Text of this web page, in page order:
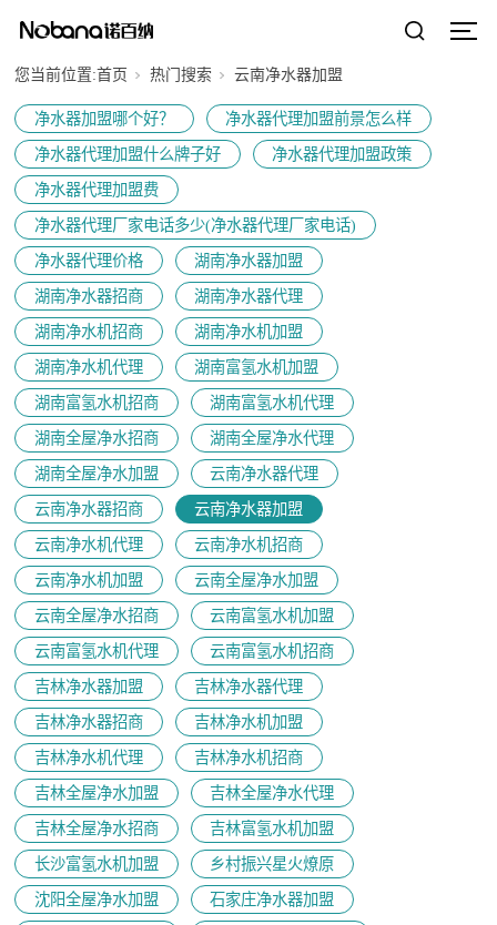
您当前位置:首页 热门搜索 云南净水器加盟
净水器加盟哪个好？
净水器代理加盟前景怎么样
净水器代理加盟什么牌子好
净水器代理加盟政策
净水器代理加盟费
净水器代理厂家电话多少(净水器代理厂家电话)
净水器代理价格
湖南净水器加盟
湖南净水器招商
湖南净水器代理
湖南净水机招商
湖南净水机加盟
湖南净水机代理
湖南富氢水机加盟
湖南富氢水机招商
湖南富氢水机代理
湖南全屋净水招商
湖南全屋净水代理
湖南全屋净水加盟
云南净水器代理
云南净水器招商
云南净水器加盟
云南净水机代理
云南净水机招商
云南净水机加盟
云南全屋净水加盟
云南全屋净水招商
云南富氢水机加盟
云南富氢水机代理
云南富氢水机招商
吉林净水器加盟
吉林净水器代理
吉林净水器招商
吉林净水机加盟
吉林净水机代理
吉林净水机招商
吉林全屋净水加盟
吉林全屋净水代理
吉林全屋净水招商
吉林富氢水机加盟
长沙富氢水机加盟
乡村振兴星火燎原
沈阳全屋净水加盟
石家庄净水器加盟